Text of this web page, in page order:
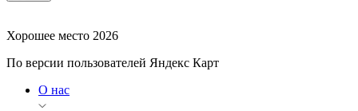
Хорошее место 2026
По версии пользователей Яндекс Карт
О нас